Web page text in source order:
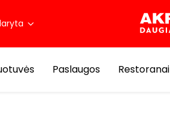
Paslaugos Restoranai